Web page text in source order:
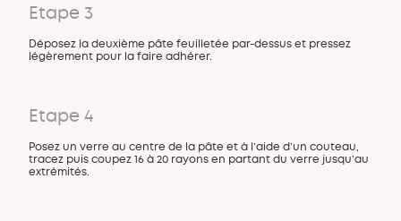
Etape 3
Déposez la deuxième pâte feuilletée par-dessus et pressez
légèrement pour la faire adhérer.
Etape 4
Posez un verre au centre de la pâte et à l’aide d’un couteau,
tracez puis coupez 16 à 20 rayons en partant du verre jusqu’au
extrémités.